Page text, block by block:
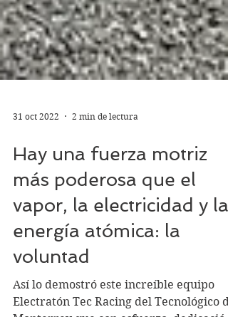
Hay una fuerza motriz
más poderosa que el
vapor, la electricidad y la
energía atómica: la
voluntad
Así lo demostró este increíble equipo